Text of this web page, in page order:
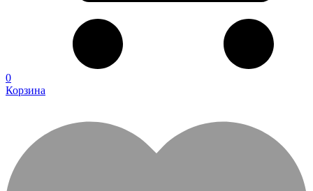
0
Корзина